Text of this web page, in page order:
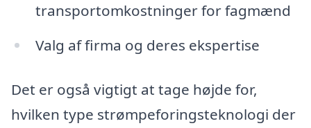
transportomkostninger for fagmænd
Valg af firma og deres ekspertise
Det er også vigtigt at tage højde for,
hvilken type strømpeforingsteknologi der